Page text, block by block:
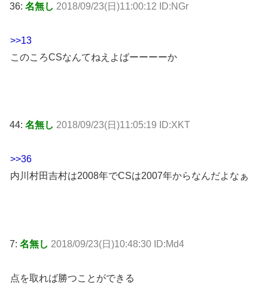
36: 名無し 2018/09/23(日)11:00:12 ID:NGr
>>13
このころCSなんてねえよばーーーーか
44: 名無し 2018/09/23(日)11:05:19 ID:XKT
>>36
内川村田吉村は2008年でCSは2007年からなんだよなぁ
7: 名無し 2018/09/23(日)10:48:30 ID:Md4
点を取れば勝つことができる